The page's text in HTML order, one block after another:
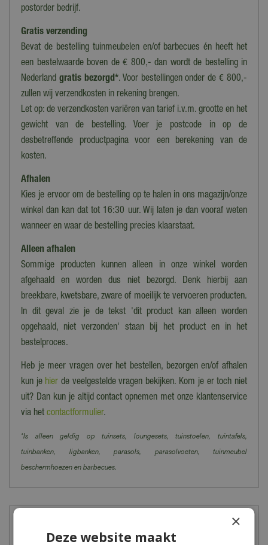
40 m²
Inhoud
3 kg
Goed voor
140 planten
postorder bedrijf.
Gratis verzending
Bevat de bestelling tuinmeubelen en/of barbecues én heeft het
een bestelwaarde boven de € 800,- dan wordt de bestelling in
Nederland gratis bezorgd*. Voor bestellingen onder de € 800,-
zullen wij verzendkosten in rekening brengen.
Let op: de verzendkosten variëren van tarief i.v.m. grootte en het
gewicht van de bestelling. Voer je postcode in op de
desbetreffende productpagina voor een berekening van de
kosten.
Afhalen
Kies je ervoor om de bestelling op te halen in ons magazijn/onze
winkel dan kan dat tot 16:30 uur. Wij laten je dan vooraf weten
wanneer en waar de bestelling precies klaarstaat.
Alleen afhalen
Sommige producten kunnen alleen in onze winkel worden
afgehaald en worden dus niet bezorgd. Denk hierbij aan
breekbare, kwetsbare, zware of moeilijk te vervoeren producten.
In dit geval zie je de tekst 'dit product kan alleen worden
opgehaald, niet verzonden' staan bij het product en in het
bestelproces.
Heb je meer vragen over het bestellen, bezorgen en/of afhalen
kun je hier de veelgestelde vragen bekijken. Kom je er toch niet
uit? Dan kun je altijd contact opnemen met onze klantenservice
via het contactformulier.
*Is alleen geldig op tuinsets, loungesets, tuinstoelen, tuintafels,
tuinbanken, ligbanken, parasols, parasolvoeten, tuinmeubel
beschermhoezen en barbecues.
Meer informatie ×
Deze website maakt